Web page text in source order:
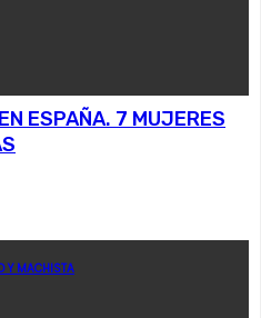
ESPAÑA. 7 MUJERES
Y MACHISTA